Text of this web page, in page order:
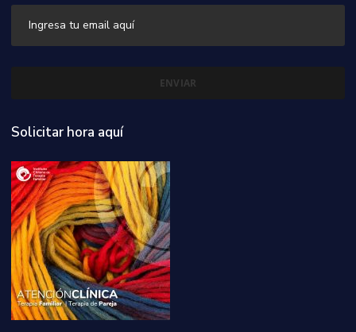
Solicitar hora aquí